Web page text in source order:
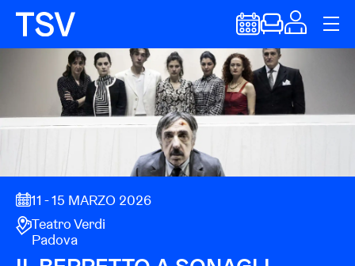
11 - 15 MARZO 2026
Teatro Verdi
Padova